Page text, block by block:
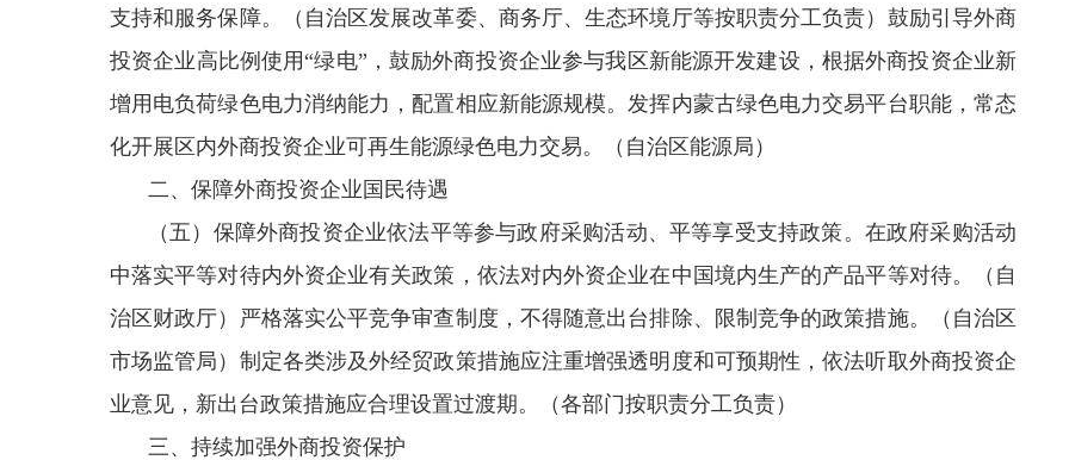
支持和服务保障。（自治区发展改革委、商务厅、生态环境厅等按职责分工负责）鼓励引导外商
投资企业高比例使用“绿电”，鼓励外商投资企业参与我区新能源开发建设，根据外商投资企业新
增用电负荷绿色电力消纳能力，配置相应新能源规模。发挥内蒙古绿色电力交易平台职能，常态
化开展区内外商投资企业可再生能源绿色电力交易。（自治区能源局）
二、保障外商投资企业国民待遇
（五）保障外商投资企业依法平等参与政府采购活动、平等享受支持政策。在政府采购活动
中落实平等对待内外资企业有关政策，依法对内外资企业在中国境内生产的产品平等对待。（自
治区财政厅）严格落实公平竞争审查制度，不得随意出台排除、限制竞争的政策措施。（自治区
市场监管局）制定各类涉及外经贸政策措施应注重增强透明度和可预期性，依法听取外商投资企
业意见，新出台政策措施应合理设置过渡期。（各部门按职责分工负责）
三、持续加强外商投资保护